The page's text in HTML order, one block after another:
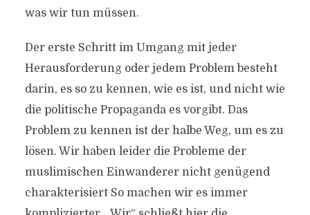
was wir tun müssen.
Der erste Schritt im Umgang mit jeder
Herausforderung oder jedem Problem besteht
darin, es so zu kennen, wie es ist, und nicht wie
die politische Propaganda es vorgibt. Das
Problem zu kennen ist der halbe Weg, um es zu
lösen. Wir haben leider die Probleme der
muslimischen Einwanderer nicht genügend
charakterisiert So machen wir es immer